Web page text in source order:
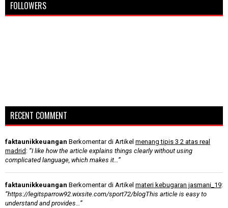
FOLLOWERS
RECENT COMMENT
faktaunikkeuangan Berkomentar di Artikel menang tipis 3 2 atas real
madrid : “I like how the article explains things clearly without using
complicated language, which makes it…”
faktaunikkeuangan Berkomentar di Artikel materi kebugaran jasmani_19:
“https://legitsparrow92.wixsite.com/sport72/blogThis article is easy to
understand and provides…”